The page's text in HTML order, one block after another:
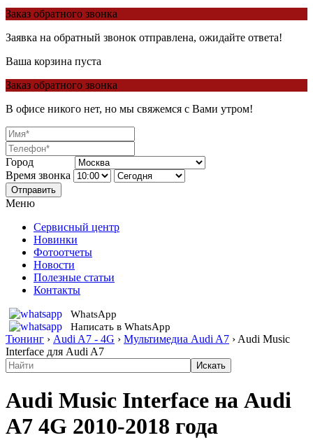
Заказ обратного звонка
Заявка на обратный звонок отправлена, ожидайте ответа!
Ваша корзина пуста
Заказ обратного звонка
В офисе никого нет, но мы свяжемся с Вами утром!
Город
Время звонка
Отправить
Меню
Сервисный центр
Новинки
Фотоотчеты
Новости
Полезные статьи
Контакты
WhatsApp
Написать в WhatsApp
Тюнинг › Audi A7 - 4G › Мультимедиа Audi A7 › Audi Music
Interface для Audi A7
Audi Music Interface на Audi
A7 4G 2010-2018 года